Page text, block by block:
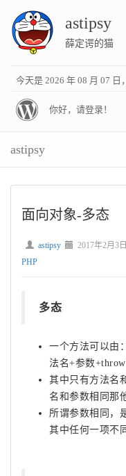
astipsy
薛定谔的猫
今天是 2026 年 08 月 07 日
你好，请登录！
astipsy
面向对象-多态
astipsy 2017年2月3日
PHP
多态
一个方法可以由
法名+参数
其中只有方法名
名和参数相同那
所谓参数相同，
其中任何一项不